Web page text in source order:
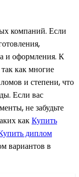
компаний. Если
и оформления. К
как многие
и степени, что
Если вас
не забудьте
какКупить
диплом
вариантов в